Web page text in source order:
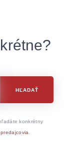
HĽADAŤ
konkrétny